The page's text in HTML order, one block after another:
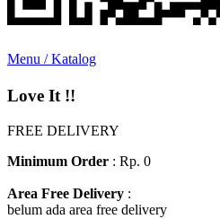
Menu / Katalog
Love It !!
FREE DELIVERY
Minimum Order : Rp. 0
Area Free Delivery :
belum ada area free delivery